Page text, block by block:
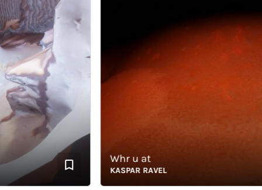
Whr u at
KASPAR RAVEL